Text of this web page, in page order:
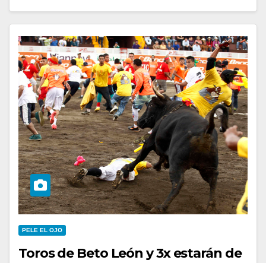
PELE EL OJO
Toros de Beto León y 3x estarán de